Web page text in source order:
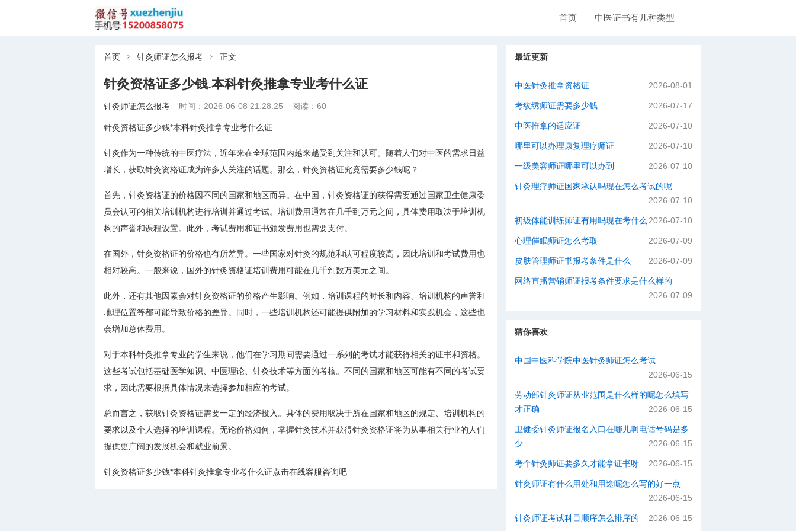
首页 中医证书有几种类型
首页  针灸师证怎么报考  正文
针灸资格证多少钱.本科针灸推拿专业考什么证
针灸师证怎么报考 时间：2026-06-08 21:28:25 阅读：60
针灸资格证多少钱*本科针灸推拿专业考什么证
针灸作为一种传统的中医疗法，近年来在全球范围内越来越受到关注和认可。随着人们对中医的需求日益
增长，获取针灸资格证成为许多人关注的话题。那么，针灸资格证究竟需要多少钱呢？
首先，针灸资格证的价格因不同的国家和地区而异。在中国，针灸资格证的获得需要通过国家卫生健康委
员会认可的相关培训机构进行培训并通过考试。培训费用通常在几千到万元之间，具体费用取决于培训机
构的声誉和课程设置。此外，考试费用和证书颁发费用也需要支付。
在国外，针灸资格证的价格也有所差异。一些国家对针灸的规范和认可程度较高，因此培训和考试费用也
相对较高。一般来说，国外的针灸资格证培训费用可能在几千到数万美元之间。
此外，还有其他因素会对针灸资格证的价格产生影响。例如，培训课程的时长和内容、培训机构的声誉和
地理位置等都可能导致价格的差异。同时，一些培训机构还可能提供附加的学习材料和实践机会，这些也
会增加总体费用。
对于本科针灸推拿专业的学生来说，他们在学习期间需要通过一系列的考试才能获得相关的证书和资格。
这些考试包括基础医学知识、中医理论、针灸技术等方面的考核。不同的国家和地区可能有不同的考试要
求，因此需要根据具体情况来选择参加相应的考试。
总而言之，获取针灸资格证需要一定的经济投入。具体的费用取决于所在国家和地区的规定、培训机构的
要求以及个人选择的培训课程。无论价格如何，掌握针灸技术并获得针灸资格证将为从事相关行业的人们
提供更广阔的发展机会和就业前景。
针灸资格证多少钱*本科针灸推拿专业考什么证点击在线客服咨询吧
最近更新
中医针灸推拿资格证 2026-08-01
考纹绣师证需要多少钱 2026-07-17
中医推拿的适应证 2026-07-10
哪里可以办理康复理疗师证 2026-07-10
一级美容师证哪里可以办到 2026-07-10
针灸理疗师证国家承认吗现在怎么考试的呢
2026-07-10
初级体能训练师证有用吗现在考什么 2026-07-10
心理催眠师证怎么考取 2026-07-09
皮肤管理师证书报考条件是什么 2026-07-09
网络直播营销师证报考条件要求是什么样的
2026-07-09
猜你喜欢
中国中医科学院中医针灸师证怎么考试
2026-06-15
劳动部针灸师证从业范围是什么样的呢怎么填写
才正确
2026-06-15
卫健委针灸师证报名入口在哪儿啊电话号码是多
少
2026-06-15
考个针灸师证要多久才能拿证书呀 2026-06-15
针灸师证有什么用处和用途呢怎么写的好一点
2026-06-15
针灸师证考试科目顺序怎么排序的 2026-06-15